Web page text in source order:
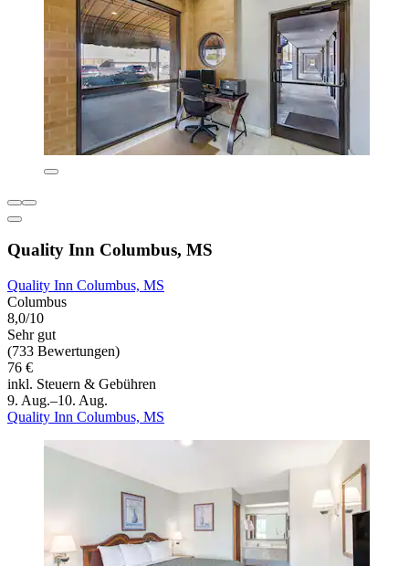
Quality Inn Columbus, MS
Quality Inn Columbus, MS
Columbus
8,0/10
Sehr gut
(733 Bewertungen)
76 €
inkl. Steuern & Gebühren
9. Aug.–10. Aug.
Quality Inn Columbus, MS